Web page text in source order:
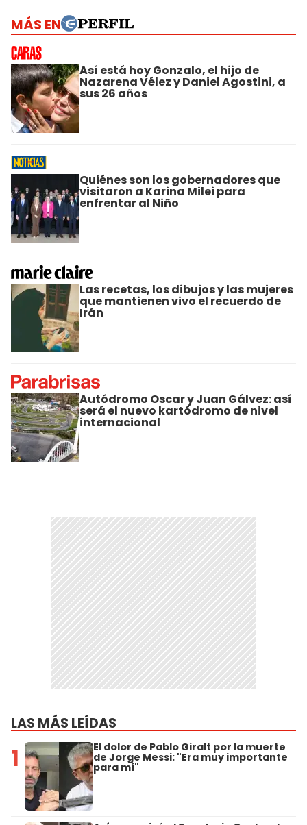
MÁS EN
Así está hoy Gonzalo, el hijo de
Nazarena Vélez y Daniel Agostini, a
sus 26 años
Quiénes son los gobernadores que
visitaron a Karina Milei para
enfrentar al Niño
Las recetas, los dibujos y las mujeres
que mantienen vivo el recuerdo de
Irán
Autódromo Oscar y Juan Gálvez: así
será el nuevo kartódromo de nivel
internacional
LAS MÁS LEÍDAS
1 El dolor de Pablo Giralt por la muerte
de Jorge Messi: "Era muy importante
para mí"